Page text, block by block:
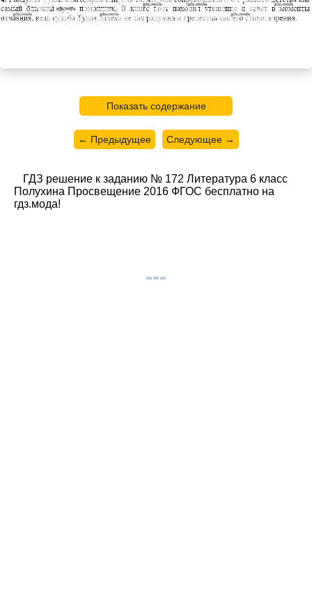
Показать содержание
← Предыдущее Следующее →
ГДЗ решение к заданию № 172 Литература 6 класс
Полухина Просвещение 2016 ФГОС бесплатно на
гдз.мода!